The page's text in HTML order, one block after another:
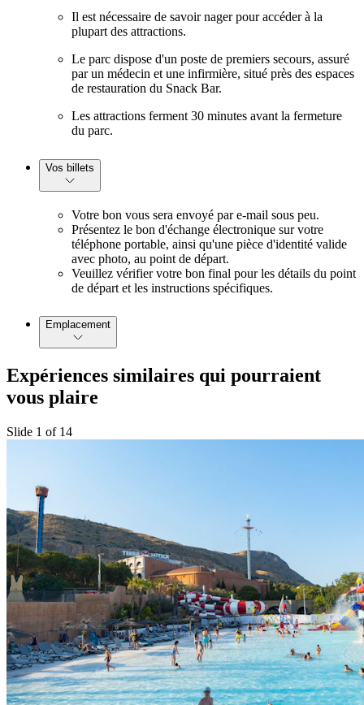
Il est nécessaire de savoir nager pour accéder à la
plupart des attractions.
Le parc dispose d'un poste de premiers secours, assuré
par un médecin et une infirmière, situé près des espaces
de restauration du Snack Bar.
Les attractions ferment 30 minutes avant la fermeture
du parc.
Vos billets
Votre bon vous sera envoyé par e-mail sous peu.
Présentez le bon d'échange électronique sur votre
téléphone portable, ainsi qu'une pièce d'identité valide
avec photo, au point de départ.
Veuillez vérifier votre bon final pour les détails du point
de départ et les instructions spécifiques.
Emplacement
Expériences similaires qui pourraient
vous plaire
Slide 1 of 14